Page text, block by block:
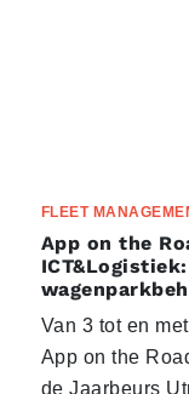
FLEET
App on the
Van 3 tot en
App on the
de Jaarbeurs